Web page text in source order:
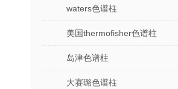
waters色谱柱
美国thermofisher色谱柱
岛津色谱柱
大赛璐色谱柱